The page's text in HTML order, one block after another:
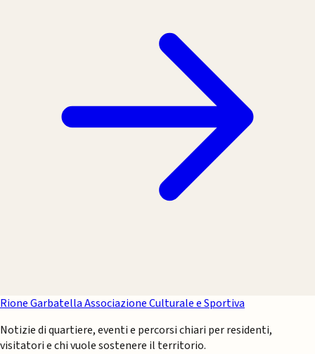
Rione GarbatellaAssociazione Culturale e Sportiva
Notizie di quartiere, eventi e percorsi chiari per residenti,
visitatori e chi vuole sostenere il territorio.